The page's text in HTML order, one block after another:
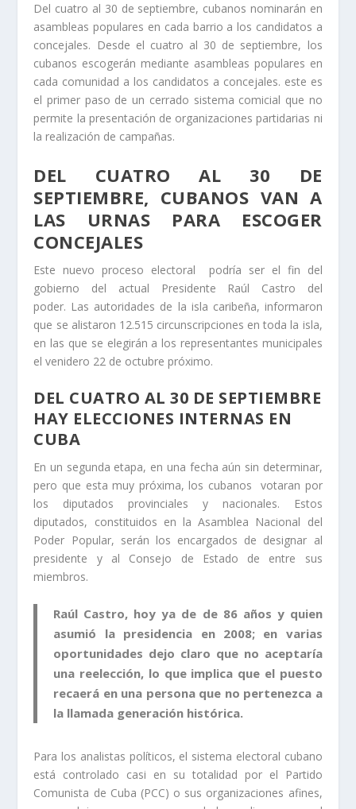
Del cuatro al 30 de septiembre, cubanos nominarán en
asambleas populares en cada barrio a los candidatos a
concejales. Desde el cuatro al 30 de septiembre, los
cubanos escogerán mediante asambleas populares en
cada comunidad a los candidatos a concejales. este es
el primer paso de un cerrado sistema comicial que no
permite la presentación de organizaciones partidarias ni
la realización de campañas.
DEL CUATRO AL 30 DE
SEPTIEMBRE, CUBANOS VAN A
LAS URNAS PARA ESCOGER
CONCEJALES
Este nuevo proceso electoral podría ser el fin del
gobierno del actual Presidente Raúl Castro del
poder. Las autoridades de la isla caribeña, informaron
que se alistaron 12.515 circunscripciones en toda la isla,
en las que se elegirán a los representantes municipales
el venidero 22 de octubre próximo.
DEL CUATRO AL 30 DE SEPTIEMBRE
HAY ELECCIONES INTERNAS EN
CUBA
En un segunda etapa, en una fecha aún sin determinar,
pero que esta muy próxima, los cubanos votaran por
los diputados provinciales y nacionales. Estos
diputados, constituidos en la Asamblea Nacional del
Poder Popular, serán los encargados de designar al
presidente y al Consejo de Estado de entre sus
miembros.
Raúl Castro, hoy ya de de 86 años y quien
asumió la presidencia en 2008; en varias
oportunidades dejo claro que no aceptaría
una reelección, lo que implica que el puesto
recaerá en una persona que no pertenezca a
la llamada generación histórica.
Para los analistas políticos, el sistema electoral cubano
está controlado casi en su totalidad por el Partido
Comunista de Cuba (PCC) o sus organizaciones afines,